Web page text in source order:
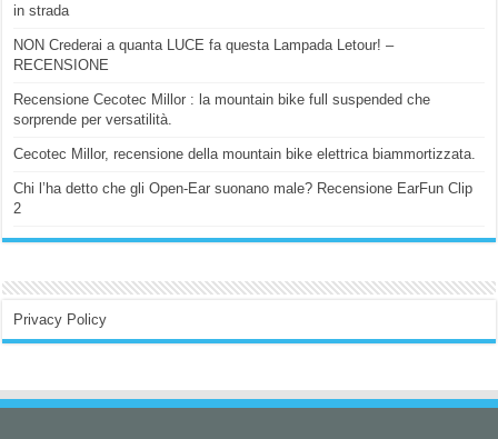
in strada
NON Crederai a quanta LUCE fa questa Lampada Letour! –
RECENSIONE
Recensione Cecotec Millor : la mountain bike full suspended che
sorprende per versatilità.
Cecotec Millor, recensione della mountain bike elettrica biammortizzata.
Chi l’ha detto che gli Open-Ear suonano male? Recensione EarFun Clip
2
Privacy Policy